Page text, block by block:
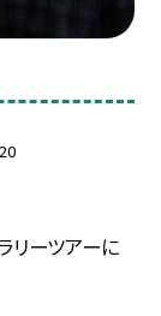
リーツアーに